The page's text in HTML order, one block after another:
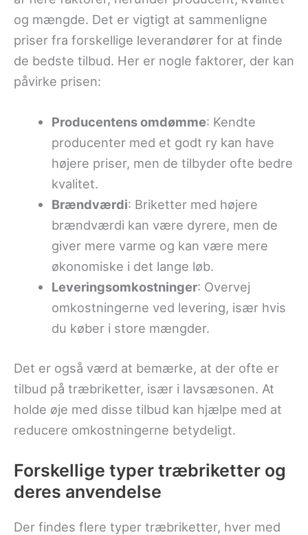
og mængde. Det er vigtigt at sammenligne
priser fra forskellige leverandører for at finde
de bedste tilbud. Her er nogle faktorer, der kan
påvirke prisen:
Producentens omdømme: Kendte
producenter med et godt ry kan have
højere priser, men de tilbyder ofte bedre
kvalitet.
Brændværdi: Briketter med højere
brændværdi kan være dyrere, men de
giver mere varme og kan være mere
økonomiske i det lange løb.
Leveringsomkostninger: Overvej
omkostningerne ved levering, især hvis
du køber i store mængder.
Det er også værd at bemærke, at der ofte er
tilbud på træbriketter, især i lavsæsonen. At
holde øje med disse tilbud kan hjælpe med at
reducere omkostningerne betydeligt.
Forskellige typer træbriketter og
deres anvendelse
Der findes flere typer træbriketter, hver med